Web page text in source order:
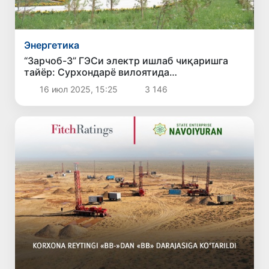
Энергетика
“Зарчоб-3” ГЭСи электр ишлаб чиқаришга
тайёр: Сурхондарё вилоятида
гидроэнергетик қувват 8 йилда 9 баробарга
ошди16 июл 2025, 15:25 3 146